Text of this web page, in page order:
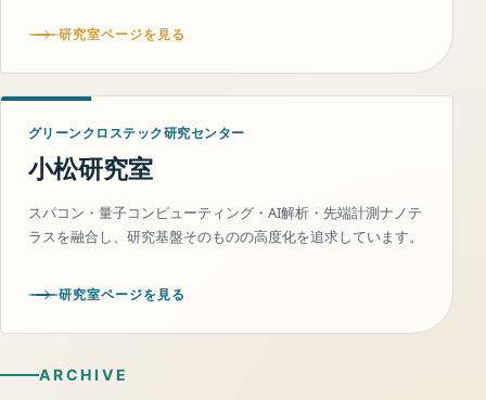
研究室ページを見る
グリーンクロステック研究センター
小松研究室
スパコン・量子コンピューティング・AI解析・先端計測ナノテ
ラスを融合し、研究基盤そのものの高度化を追求しています。
研究室ページを見る
ARCHIVE